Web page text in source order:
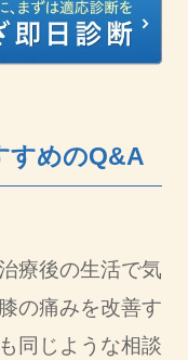
すめのQ&A
療後の生活で気
の痛みを改善す
同じような相談